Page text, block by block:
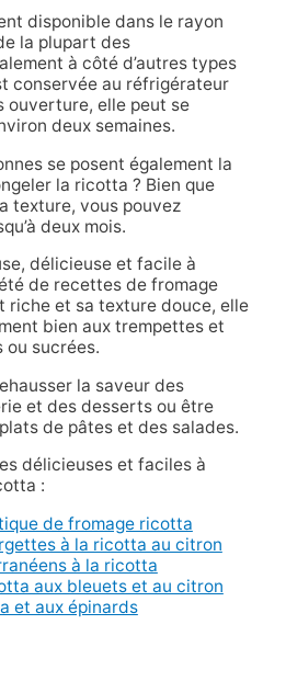
disponible dans le rayon
la plupart des
à côté d’autres types
conservée au réfrigérateur
ouverture, elle peut se
deux semaines.
se posent également la
la ricotta ? Bien que
texture, vous pouvez
deux mois.
délicieuse et facile à
de recettes de fromage
riche et sa texture douce, elle
bien aux trempettes et
ou sucrées.
la saveur des
et des desserts ou être
de pâtes et des salades.
délicieuses et faciles à
:
de fromage ricotta
à la ricotta au citron
à la ricotta
aux bleuets et au citron
et aux épinards